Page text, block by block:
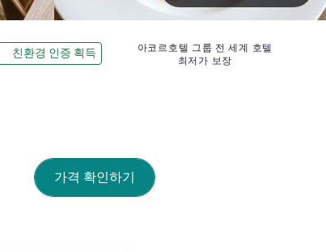
친환경 인증 획득
아코르호텔 그룹 전 세계 호텔
최저가 보장
가격 확인하기